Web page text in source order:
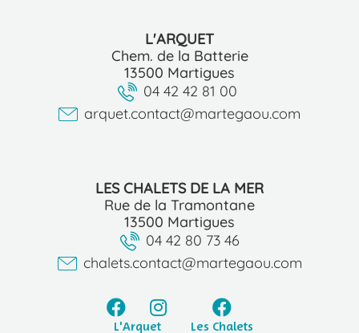
L'ARQUET
Chem. de la Batterie
13500 Martigues
04 42 42 81 00
arquet.contact@martegaou.com
LES CHALETS DE LA MER
Rue de la Tramontane
13500 Martigues
04 42 80 73 46
chalets.contact@martegaou.com
L'Arquet
Les Chalets